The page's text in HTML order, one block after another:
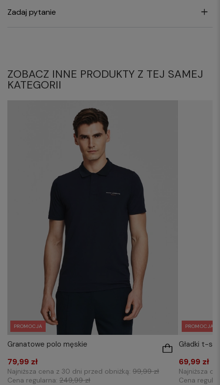
Zadaj pytanie
ZOBACZ INNE PRODUKTY Z TEJ SAMEJ
KATEGORII
PROMOCJA
Granatowe polo męskie
79,99 zł
Najniższa cena z 30 dni przed obniżką: 99,99 zł
Cena regularna: 249,99 zł
PROMOCJA
Gładki t-
69,99 zł
Najniższa
Cena